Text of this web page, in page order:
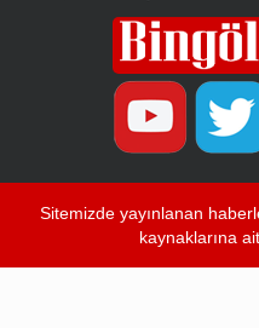
Sitemizde yayınlanan
kaynaklarına